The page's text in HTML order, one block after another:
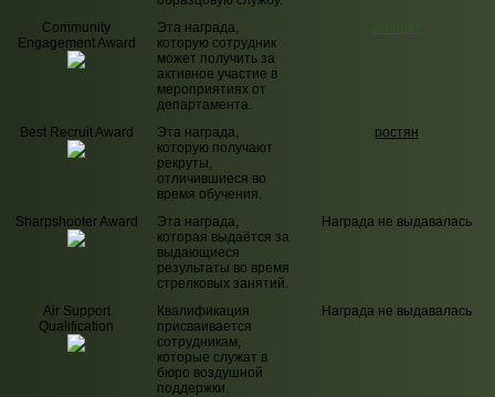
Community
Engagement Award
Эта награда,
которую сотрудник
может получить за
активное участие в
мероприятиях от
департамента.
Jimenez
Best Recruit Award
Эта награда,
которую получают
рекруты,
отличившиеся во
время обучения.
ростян
Sharpshooter Award
Эта награда,
которая выдаётся за
выдающиеся
результаты во время
стрелковых занятий.
Награда не выдавалась
Air Support
Qualification
Квалификация
присваивается
сотрудникам,
которые служат в
бюро воздушной
поддержки.
Награда не выдавалась